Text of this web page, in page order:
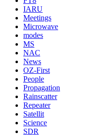
IARU
Meetings
Microwave
modes
MS
NAC
News
OZ-First
People
Propagation
Rainscatter
Repeater
Satellit
Science
SDR